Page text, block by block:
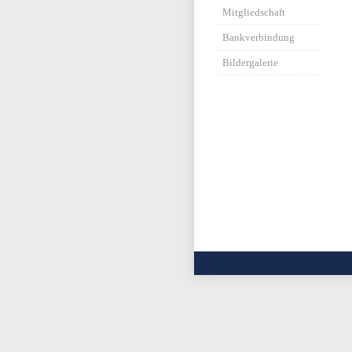
Mitgliedschaft
Bankverbindung
Bildergalerie